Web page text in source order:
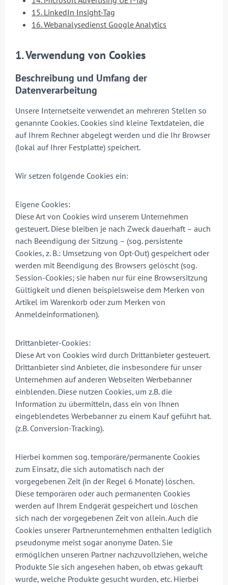
15. LinkedIn Insight-Tag
16. Webanalysedienst Google Analytics
1. Verwendung von Cookies
Beschreibung und Umfang der
Datenverarbeitung
Unsere Internetseite verwendet an mehreren Stellen so
genannte Cookies. Cookies sind kleine Textdateien, die
auf Ihrem Rechner abgelegt werden und die Ihr Browser
(lokal auf Ihrer Festplatte) speichert.
Wir setzen folgende Cookies ein:
Eigene Cookies:
Diese Art von Cookies wird unserem Unternehmen
gesteuert. Diese bleiben je nach Zweck dauerhaft – auch
nach Beendigung der Sitzung – (sog. persistente
Cookies, z. B.: Umsetzung von Opt-Out) gespeichert oder
werden mit Beendigung des Browsers gelöscht (sog.
Session-Cookies; sie haben nur für eine Browsersitzung
Gültigkeit und dienen beispielsweise dem Merken von
Artikel im Warenkorb oder zum Merken von
Anmeldeinformationen).
Drittanbieter-Cookies:
Diese Art von Cookies wird durch Drittanbieter gesteuert.
Drittanbieter sind Anbieter, die insbesondere für unser
Unternehmen auf anderen Webseiten Werbebanner
einblenden. Diese nutzen Cookies, um z.B. die
Information zu übermitteln, dass ein von Ihnen
eingeblendetes Werbebanner zu einem Kauf geführt hat.
(z.B. Conversion-Tracking).
Hierbei kommen sog. temporäre/permanente Cookies
zum Einsatz, die sich automatisch nach der
vorgegebenen Zeit (in der Regel 6 Monate) löschen.
Diese temporären oder auch permanenten Cookies
werden auf Ihrem Endgerät gespeichert und löschen
sich nach der vorgegebenen Zeit von allein. Auch die
Cookies unserer Partnerunternehmen enthalten lediglich
pseudonyme meist sogar anonyme Daten. Sie
ermöglichen unseren Partner nachzuvollziehen, welche
Produkte Sie sich angesehen haben, ob etwas gekauft
wurde, welche Produkte gesucht wurden, etc. Hierbei